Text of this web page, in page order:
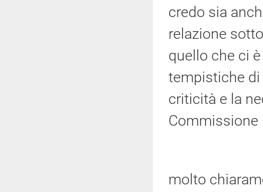
credo sia
relazione
quello che ci
tempistiche di
criticità e la
Commissione
molto